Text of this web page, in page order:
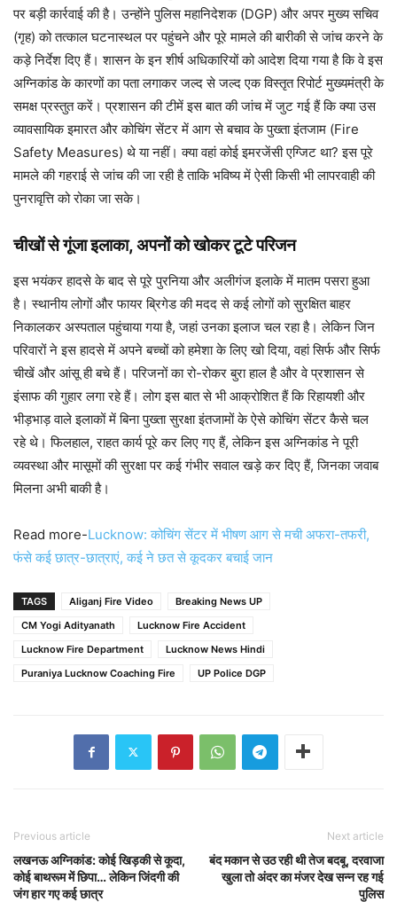
पर बड़ी कार्रवाई की है। उन्होंने पुलिस महानिदेशक (DGP) और अपर मुख्य सचिव
(गृह) को तत्काल घटनास्थल पर पहुंचने और पूरे मामले की बारीकी से जांच करने के
कड़े निर्देश दिए हैं। शासन के इन शीर्ष अधिकारियों को आदेश दिया गया है कि वे इस
अग्निकांड के कारणों का पता लगाकर जल्द से जल्द एक विस्तृत रिपोर्ट मुख्यमंत्री के
समक्ष प्रस्तुत करें। प्रशासन की टीमें इस बात की जांच में जुट गई हैं कि क्या उस
व्यावसायिक इमारत और कोचिंग सेंटर में आग से बचाव के पुख्ता इंतजाम (Fire
Safety Measures) थे या नहीं। क्या वहां कोई इमरजेंसी एग्जिट था? इस पूरे
मामले की गहराई से जांच की जा रही है ताकि भविष्य में ऐसी किसी भी लापरवाही की
पुनरावृत्ति को रोका जा सके।
चीखों से गूंजा इलाका, अपनों को खोकर टूटे परिजन
इस भयंकर हादसे के बाद से पूरे पुरनिया और अलीगंज इलाके में मातम पसरा हुआ
है। स्थानीय लोगों और फायर ब्रिगेड की मदद से कई लोगों को सुरक्षित बाहर
निकालकर अस्पताल पहुंचाया गया है, जहां उनका इलाज चल रहा है। लेकिन जिन
परिवारों ने इस हादसे में अपने बच्चों को हमेशा के लिए खो दिया, वहां सिर्फ और सिर्फ
चीखें और आंसू ही बचे हैं। परिजनों का रो-रोकर बुरा हाल है और वे प्रशासन से
इंसाफ की गुहार लगा रहे हैं। लोग इस बात से भी आक्रोशित हैं कि रिहायशी और
भीड़भाड़ वाले इलाकों में बिना पुख्ता सुरक्षा इंतजामों के ऐसे कोचिंग सेंटर कैसे चल
रहे थे। फिलहाल, राहत कार्य पूरे कर लिए गए हैं, लेकिन इस अग्निकांड ने पूरी
व्यवस्था और मासूमों की सुरक्षा पर कई गंभीर सवाल खड़े कर दिए हैं, जिनका जवाब
मिलना अभी बाकी है।
Read more-Lucknow: कोचिंग सेंटर में भीषण आग से मची अफरा-तफरी,
फंसे कई छात्र-छात्राएं, कई ने छत से कूदकर बचाई जान
TAGS Aliganj Fire Video
Breaking News UP
CM Yogi Adityanath
Lucknow Fire Accident
Lucknow Fire Department
Lucknow News Hindi
Puraniya Lucknow Coaching Fire
UP Police DGP
Previous article
लखनऊ अग्निकांड: कोई खिड़की से कूदा,
कोई बाथरूम में छिपा… लेकिन जिंदगी की
जंग हार गए कई छात्र
Next article
बंद मकान से उठ रही थी तेज बदबू, दरवाजा
खुला तो अंदर का मंजर देख सन्न रह गई
पुलिस